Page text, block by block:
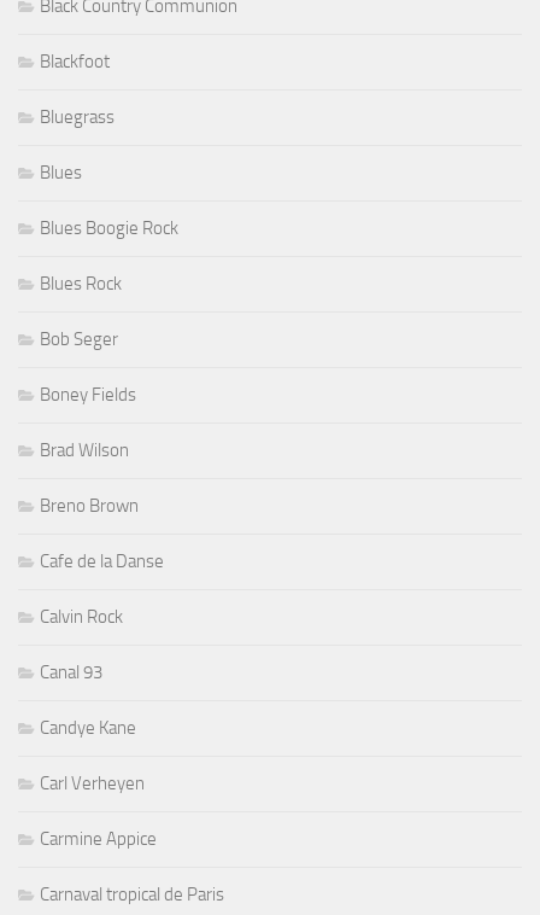
Black Country Communion
Blackfoot
Bluegrass
Blues
Blues Boogie Rock
Blues Rock
Bob Seger
Boney Fields
Brad Wilson
Breno Brown
Cafe de la Danse
Calvin Rock
Canal 93
Candye Kane
Carl Verheyen
Carmine Appice
Carnaval tropical de Paris